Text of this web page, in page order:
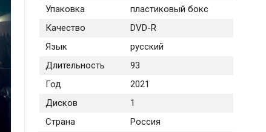
Упаковка
пластиковый бокс
Качество
DVD-R
Язык
русский
Длительность
93
Год
2021
Дисков
1
Страна
Россия